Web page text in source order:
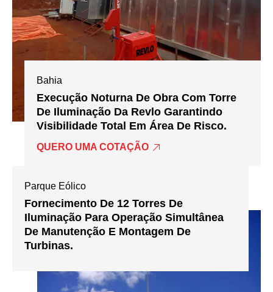
Bahia
Execução Noturna De Obra Com Torre
De Iluminação Da Revlo Garantindo
Visibilidade Total Em Área De Risco.
QUERO UMA COTAÇÃO
Parque Eólico
Fornecimento De 12 Torres De
Iluminação Para Operação Simultânea
De Manutenção E Montagem De
Turbinas.